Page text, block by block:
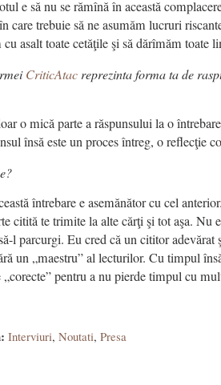
e să nu se rămînă în această
care trebuie să ne asumăm lucruri
cu asalt toate cetăţile şi să dărîmăm toate
CriticAtac reprezinta forma ta de
o mică parte a răspunsului la o
însă este un proces întreg, o reflecţie
întrebare e asemănător cu cel
citită te trimite la alte cărţi şi tot aşa. Nu
l parcurgi. Eu cred că un cititor adevărat
un „maestru” al lecturilor. Cu timpul
„corecte” pentru a nu pierde timpul cu
Interviuri, Noutati, Presa